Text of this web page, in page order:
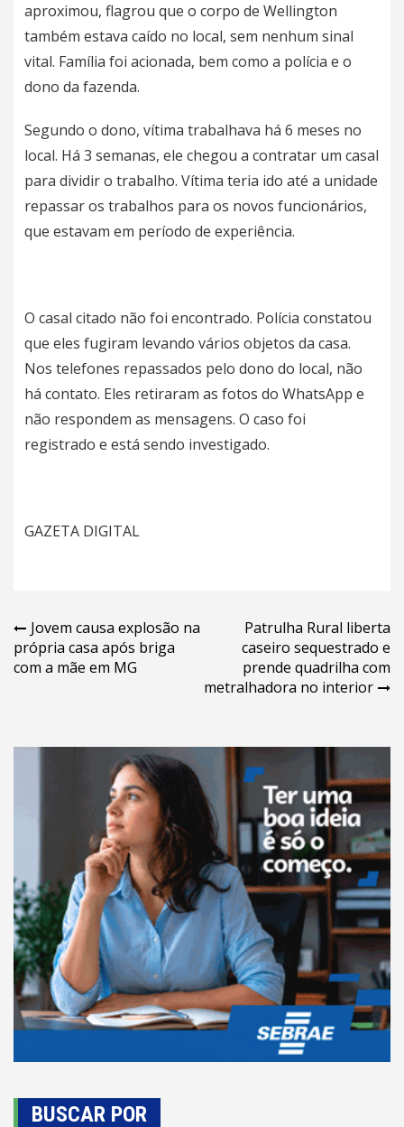
aproximou, flagrou que o corpo de Wellington
também estava caído no local, sem nenhum sinal
vital. Família foi acionada, bem como a polícia e o
dono da fazenda.
Segundo o dono, vítima trabalhava há 6 meses no
local. Há 3 semanas, ele chegou a contratar um casal
para dividir o trabalho. Vítima teria ido até a unidade
repassar os trabalhos para os novos funcionários,
que estavam em período de experiência.
O casal citado não foi encontrado. Polícia constatou
que eles fugiram levando vários objetos da casa.
Nos telefones repassados pelo dono do local, não
há contato. Eles retiraram as fotos do WhatsApp e
não respondem as mensagens. O caso foi
registrado e está sendo investigado.
GAZETA DIGITAL
Navegação
de
Jovem causa explosão na
própria casa após briga
com a mãe em MG
Patrulha Rural liberta
caseiro sequestrado e
prende quadrilha com
metralhadora no interior
BUSCAR POR